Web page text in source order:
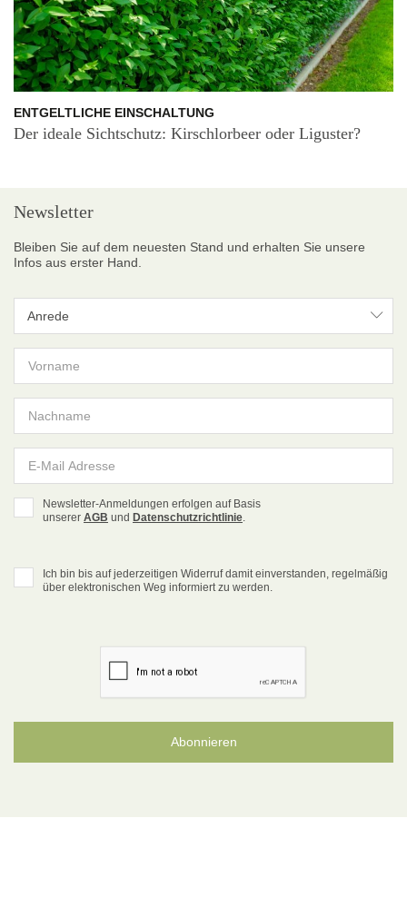
ENTGELTLICHE EINSCHALTUNG
Der ideale Sichtschutz: Kirschlorbeer oder Liguster?
Newsletter
Bleiben Sie auf dem neuesten Stand und erhalten Sie unsere
Infos aus erster Hand.
Anrede
Newsletter-Anmeldungen erfolgen auf Basis
unserer AGB und Datenschutzrichtlinie.
Ich bin bis auf jederzeitigen Widerruf damit einverstanden, regelmäßig
über elektronischen Weg informiert zu werden.
Abonnieren